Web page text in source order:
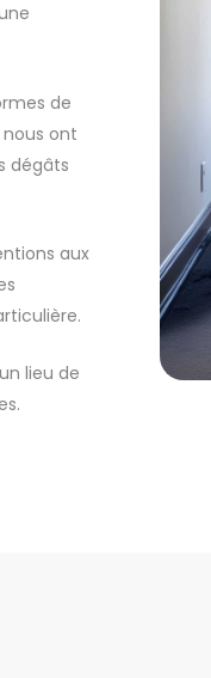
de
nous ont
dégâts
aux
lieu de